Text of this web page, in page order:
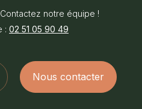
Tourisme
du
Achards
notre équipe !
: 02 51 05 90 49
Nous contacter